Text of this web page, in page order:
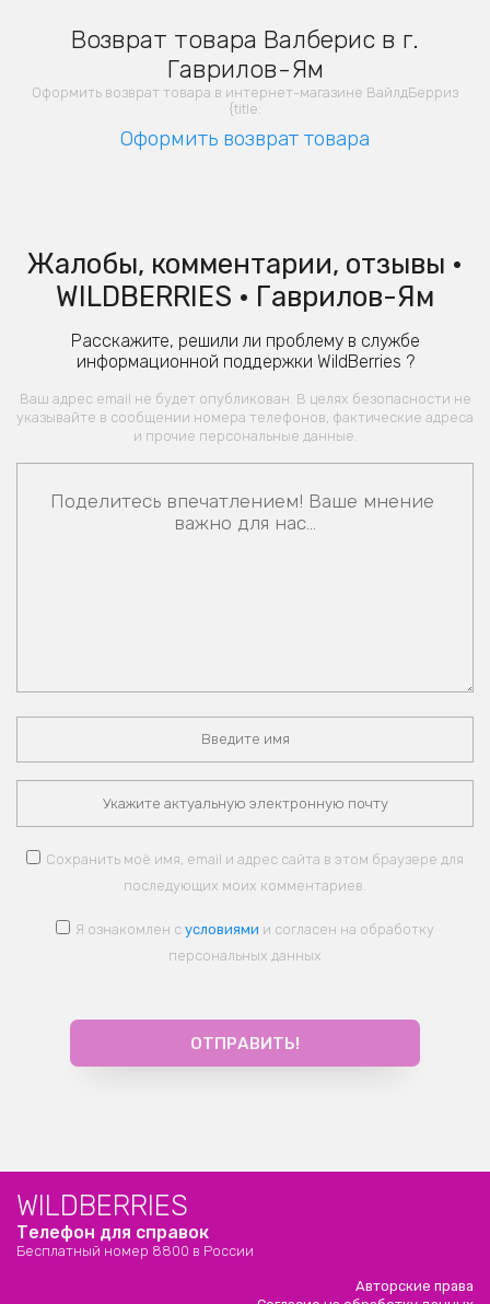
Возврат товара Валберис в г.
Гаврилов-Ям
Оформить возврат товара в интернет-магазине ВайлдБерриз
{title:
Оформить возврат товара
Жалобы, комментарии, отзывы •
WILDBERRIES • Гаврилов-Ям
Расскажите, решили ли проблему в службе
информационной поддержки WildBerries ?
Ваш адрес email не будет опубликован. В целях безопасности не
указывайте в сообщении номера телефонов, фактические адреса
и прочие персональные данные.
Сохранить моё имя, email и адрес сайта в этом браузере для
последующих моих комментариев.
Я ознакомлен с условиями и согласен на обработку
персональных данных
WILDBERRIES
Телефон для справок
Бесплатный номер 8800 в России
Авторские права